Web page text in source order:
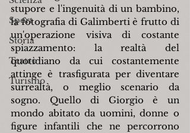
Sport
Storia
Teatro
Turismo
stupore e l'ingenuità di un bambino,
la fotografia di Galimberti è frutto di
un'operazione visiva di costante
spiazzamento: la realtà del
quotidiano da cui costantemente
attinge è trasfigurata per diventare
surrealtà, o meglio scenario da
sogno. Quello di Giorgio è un
mondo abitato da uomini, donne o
figure infantili che ne percorrono